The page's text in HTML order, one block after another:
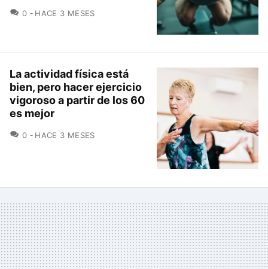
0 COMENTARIOS
HACE 3 MESES
La actividad física está
bien, pero hacer ejercicio
vigoroso a partir de los 60
es mejor
0 COMENTARIOS
HACE 3 MESES